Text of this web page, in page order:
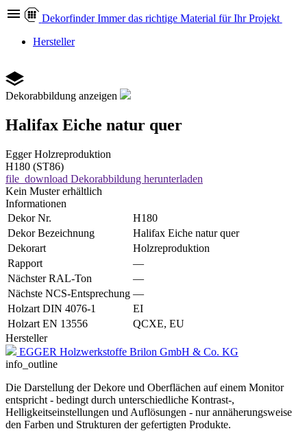
Dekorfinder Immer das richtige Material für Ihr Projekt
Hersteller
Dekorabbildung anzeigen
Halifax Eiche natur quer
Egger Holzreproduktion
H180 (ST86)
file_download Dekorabbildung herunterladen
Kein Muster erhältlich
Informationen
Dekor Nr.
H180
Dekor Bezeichnung
Halifax Eiche natur quer
Dekorart
Holzreproduktion
Rapport
—
Nächster RAL-Ton
—
Nächste NCS-Entsprechung —
Holzart DIN 4076-1
EI
Holzart EN 13556
QCXE, EU
Hersteller
EGGER Holzwerkstoffe Brilon GmbH & Co. KG
info_outline
Die Darstellung der Dekore und Oberflächen auf einem Monitor
entspricht - bedingt durch unterschiedliche Kontrast-,
Helligkeitseinstellungen und Auflösungen - nur annäherungsweise
den Farben und Strukturen der gefertigten Produkte.